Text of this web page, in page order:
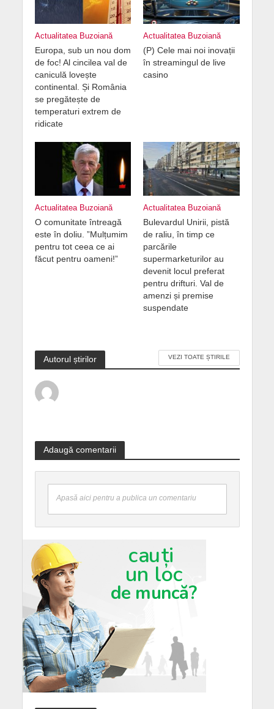
Actualitatea Buzoiană
Europa, sub un nou dom
de foc! Al cincilea val de
caniculă lovește
continental. Și România
se pregătește de
temperaturi extrem de
ridicate
Actualitatea Buzoiană
(P) Cele mai noi inovații
în streamingul de live
casino
Actualitatea Buzoiană
O comunitate întreagă
este în doliu. ”Mulțumim
pentru tot ceea ce ai
făcut pentru oameni!”
Actualitatea Buzoiană
Bulevardul Unirii, pistă
de raliu, în timp ce
parcările
supermarketurilor au
devenit locul preferat
pentru drifturi. Val de
amenzi și premise
suspendate
Autorul știrilor VEZI TOATE ȘTIRILE
Adaugă comentarii
Apasă aici pentru a publica un comentariu